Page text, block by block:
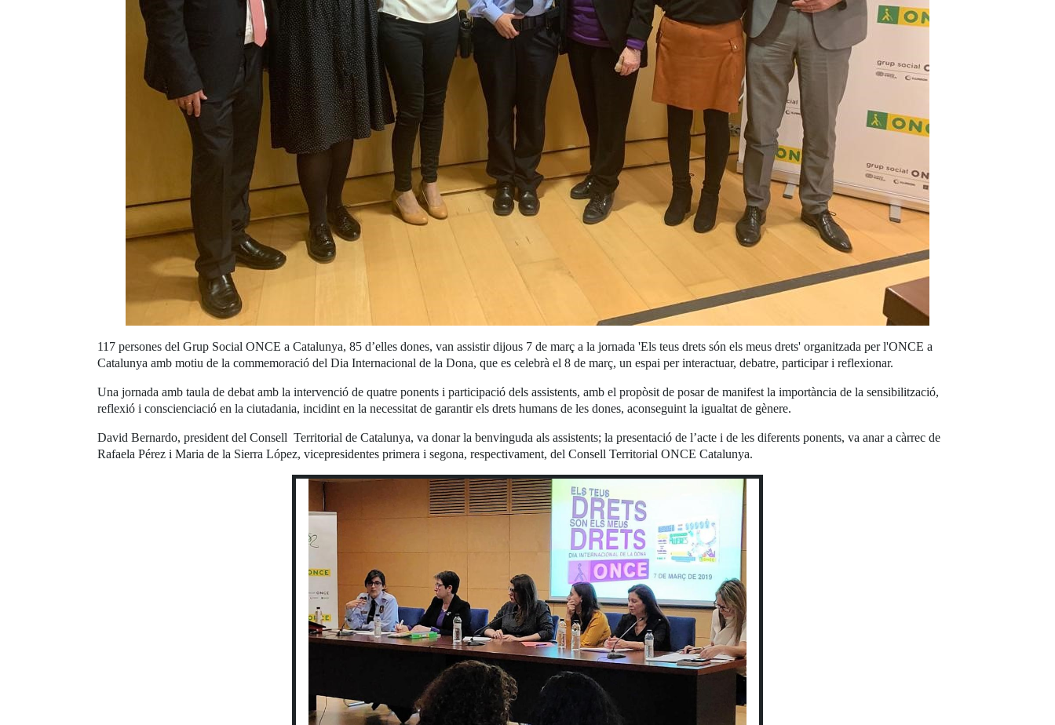
117 persones del Grup Social ONCE a Catalunya, 85 d’elles dones, van assistir dijous 7 de març a la jornada 'Els teus drets són els meus drets' organitzada per l'ONCE a
Catalunya amb motiu de la commemoració del Dia Internacional de la Dona, que es celebrà el 8 de març, un espai per interactuar, debatre, participar i reflexionar.
Una jornada amb taula de debat amb la intervenció de quatre ponents i participació dels assistents, amb el propòsit de posar de manifest la importància de la sensibilització,
reflexió i conscienciació en la ciutadania, incidint en la necessitat de garantir els drets humans de les dones, aconseguint la igualtat de gènere.
David Bernardo, president del Consell Territorial de Catalunya, va donar la benvinguda als assistents; la presentació de l’acte i de les diferents ponents, va anar a càrrec de
Rafaela Pérez i Maria de la Sierra López, vicepresidentes primera i segona, respectivament, del Consell Territorial ONCE Catalunya.